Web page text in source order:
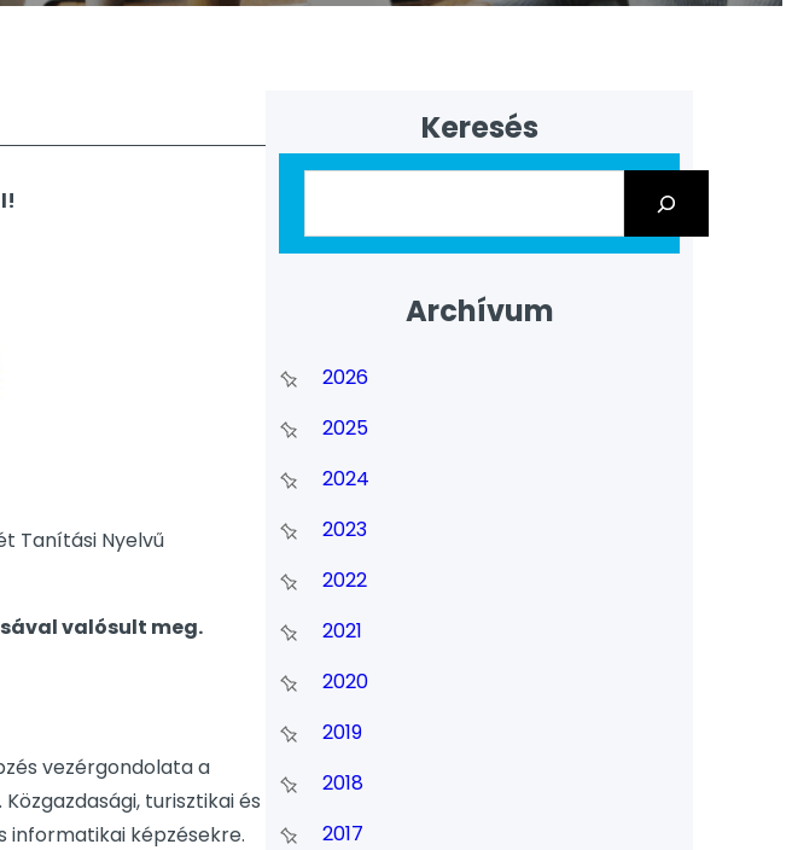
Tanítási Nyelvű
valósult meg.
vezérgondolata a
turisztikai és
informatikai képzésekre.
Keresés
Archívum
2026
2025
2024
2023
2022
2021
2020
2019
2018
2017